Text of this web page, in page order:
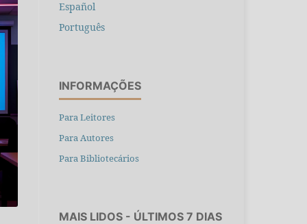
Español
Português
INFORMAÇÕES
Para Leitores
Para Autores
Para Bibliotecários
MAIS LIDOS - ÚLTIMOS 7 DIAS